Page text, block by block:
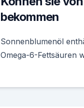
bekommen
Sonnenblumenöl
Omega-6-Fettsäuren